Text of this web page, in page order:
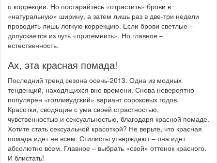
о коррекции. Но постарайтесь «отрастить» брови в
«натуральную» ширину, а затем лишь раз в две-три недели
проводить лишь легкую коррекцию. Если брови светлые –
допускается из чуть «притемнить». Но главное –
естественность.
Ах, эта красная помада!
Последний тренд сезона осень-2013. Одна из модных
тенденций, находящихся вне времени. Снова невероятно
популярен «голливудский» вариант сороковых годов.
Красотки, сводящие с ума своей страстностью,
чувственностью и сексуальностью, благодаря красной помаде.
Хотите стать сексуальной красоткой? Не верьте, что красная
помада идет не всем. Стилисты утверждают – она идет
абсолютно всем. Главное – выбрать «свой» оттенок красного.
И блистать!